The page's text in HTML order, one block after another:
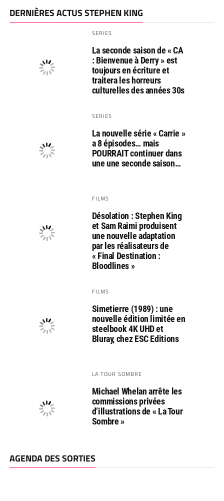
DERNIÈRES ACTUS STEPHEN KING
SERIES
La seconde saison de « CA
: Bienvenue à Derry » est
toujours en écriture et
traitera les horreurs
culturelles des années 30s
SERIES
La nouvelle série « Carrie »
a 8 épisodes… mais
POURRAIT continuer dans
une une seconde saison…
FILMS
Désolation : Stephen King
et Sam Raimi produisent
une nouvelle adaptation
par les réalisateurs de
« Final Destination :
Bloodlines »
FILMS
Simetierre (1989) : une
nouvelle édition limitée en
steelbook 4K UHD et
Bluray, chez ESC Editions
LA TOUR SOMBRE
Michael Whelan arrête les
commissions privées
d’illustrations de « La Tour
Sombre »
AGENDA DES SORTIES